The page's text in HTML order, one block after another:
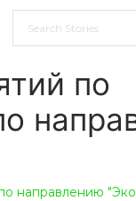
по
направлению